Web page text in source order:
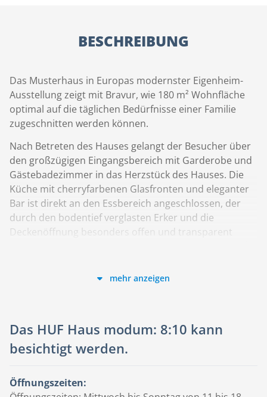
BESCHREIBUNG
Das Musterhaus in Europas modernster Eigenheim-
Ausstellung zeigt mit Bravur, wie 180 m² Wohnfläche
optimal auf die täglichen Bedürfnisse einer Familie
zugeschnitten werden können.
Nach Betreten des Hauses gelangt der Besucher über
den großzügigen Eingangsbereich mit Garderobe und
Gästebadezimmer in das Herzstück des Hauses. Die
Küche mit cherryfarbenen Glasfronten und eleganter
Bar ist direkt an den Essbereich angeschlossen, der
durch den bodentief verglasten Erker und die
Deckenöffnung besonders offen und transparent
Im Obergeschoss verbindet die offene Galerie den
über ein eigenes Duschbad verfügt. Mit der luftigen
Leseecke im Galeriebereich sowie dem großzügigen
Gästezimmer im Erdgeschoss wird zusätzlicher Raum
Das HUF Haus modum: 8:10 gibt es jetzt zu einem
mehr anzeigen
Das HUF Haus modum: 8:10 kann
besichtigt werden.
Öffnungszeiten: